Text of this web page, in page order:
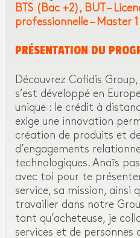
BTS (Bac +2)
BUT –
professionnelle – Master
PRÉSENTATION DU
Découvrez Cofidis
s’est développé en
unique : le crédit à
exige une innovation
création de produits et
d’engagements
technologiques. Anaïs
avec toi pour te
service, sa mission, ainsi
travailler dans notre
tant qu’acheteuse, je
services et de personnes